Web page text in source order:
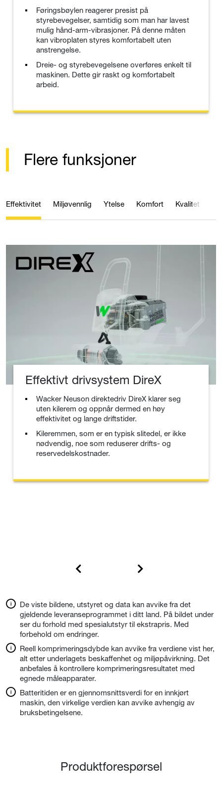
Føringsbøylen reagerer presist på
styrebevegelser, samtidig som man har lavest
mulig hånd-arm-vibrasjoner. På denne måten
kan vibroplaten styres komfortabelt uten
anstrengelse.
Dreie- og styrebevegelsene overføres enkelt til
maskinen. Dette gir raskt og komfortabelt
arbeid.
Flere funksjoner
Effektivitet Miljøvennlig Ytelse Komfort Kvalitet
Effektivt drivsystem DireX
Wacker Neuson direktedriv DireX klarer seg
uten kilerem og oppnår dermed en høy
effektivitet og lange driftstider.
Kileremmen, som er en typisk slitedel, er ikke
nødvendig, noe som reduserer drifts- og
reservedelskostnader.
De viste bildene, utstyret og data kan avvike fra det
gjeldende leveranseprogrammet i ditt land. På bildet under
ser du forhold med spesialutstyr til ekstrapris. Med
forbehold om endringer.
Reell komprimeringsdybde kan avvike fra verdiene vist her,
alt etter underlagets beskaffenhet og miljøpåvirkning. Det
anbefales å kontrollere komprimeringsresultatet med
egnede måleapparater.
Batteritiden er en gjennomsnittsverdi for en innkjørt
maskin, den virkelige verdien kan avvike avhengig av
bruksbetingelsene.
Produktforespørsel